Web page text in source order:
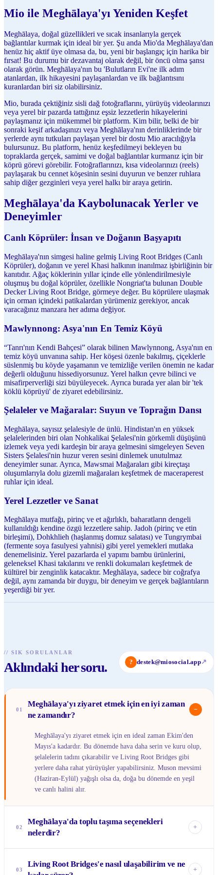
Mio ile Meghālaya'yı Yeniden Keşfet
Meghālaya, doğal güzellikleri ve sıcak insanlarıyla gerçek
bağlantılar kurmak için ideal bir yer. Şu anda Mio'da Meghālaya'dan
henüz hiç aktif üye olmasa da, bu, yeni bir başlangıç için harika bir
fırsat! Bu durumu bir dezavantaj olarak değil, bir öncü olma şansı
olarak görün. Meghālaya'nın bu 'Bulutların Evi'ne ilk adım
atanlardan, ilk hikayesini paylaşanlardan ve ilk bağlantısını
kuranlardan biri siz olabilirsiniz.
Mio, burada çektiğiniz sisli dağ fotoğraflarını, yürüyüş videolarınızı
veya yerel bir pazarda tattığınız eşsiz lezzetlerin hikayelerini
paylaşmanız için mükemmel bir platform. Kim bilir, belki de bir
sonraki keşif arkadaşınızı veya Meghālaya'nın derinliklerinde bir
yerlerde aynı tutkuları paylaşan yerel bir dostu Mio aracılığıyla
bulursunuz. Bu platform, henüz keşfedilmeyi bekleyen bu
topraklarda gerçek, samimi ve doğal bağlantılar kurmanız için bir
köprü görevi görebilir. Fotoğraflarınızı, kısa videolarınızı (reels)
paylaşarak bu cennet köşesinin sesini duyurun ve benzer ruhlara
sahip diğer gezginleri veya yerel halkı bir araya getirin.
Meghālaya'da Kaybolunacak Yerler ve
Deneyimler
Canlı Köprüler: İnsan ve Doğanın Başyapıtı
Meghālaya'nın simgesi haline gelmiş Living Root Bridges (Canlı
Köprüler), doğanın ve yerel Khasi halkının inanılmaz işbirliğinin bir
kanıtıdır. Ağaç köklerinin yıllar içinde elle yönlendirilmesiyle
oluşmuş bu doğal köprüler, özellikle Nongriat'ta bulunan Double
Decker Living Root Bridge, görmeye değer. Bu köprülere ulaşmak
için orman içindeki patikalardan yürümeniz gerekiyor, ancak
varacağınız manzara her adıma değiyor.
Mawlynnong: Asya'nın En Temiz Köyü
“Tanrı'nın Kendi Bahçesi” olarak bilinen Mawlynnong, Asya'nın en
temiz köyü unvanına sahip. Her köşesi özenle bakılmış, çiçeklerle
süslenmiş bu köyde yaşamanın ve temizliğe verilen önemin ne kadar
değerli olduğunu hissediyorsunuz. Yerel halkın çevre bilinci ve
misafirperverliği sizi büyüleyecek. Ayrıca burada yer alan bir 'tek
köklü köprüyü' de ziyaret edebilirsiniz.
Şelaleler ve Mağaralar: Suyun ve Toprağın Dansı
Meghālaya, sayısız şelalesiyle de ünlü. Hindistan'ın en yüksek
şelalelerinden biri olan Nohkalikai Şelalesi'nin görkemli düşüşünü
izlemek veya yedi kardeşin bir araya gelmesini simgeleyen Seven
Sisters Şelalesi'nin huzur veren sesini dinlemek unutulmaz
deneyimler sunar. Ayrıca, Mawsmai Mağaraları gibi kireçtaşı
oluşumlarıyla dolu gizemli mağaraları keşfetmek de maceraperest
ruhlar için ideal.
Yerel Lezzetler ve Sanat
Meghālaya mutfağı, pirinç ve et ağırlıklı, baharatların dengeli
kullanıldığı kendine özgü lezzetlere sahip. Jadoh (pirinç ve etin
birleşimi), Dohkhlieh (haşlanmış domuz salatası) ve Tungrymbai
(fermente soya fasulyesi yahnisi) gibi yerel yemekleri mutlaka
denemelisiniz. Yerel pazarlarda el yapımı bambu ürünlerini,
geleneksel Khasi takılarını ve renkli dokumaları keşfetmek de
kültürel bir zenginlik katacaktır. Meghālaya, sadece bir coğrafya
değil, aynı zamanda bir duygu, bir deneyim ve gerçek bağlantıların
yeşerdiği bir yer.
// SIK SORULANLAR
Aklındaki her soru. ? destek@miosocial.app↗
01
Meghālaya'yı ziyaret etmek için en iyi zaman
ne zamandır?
−
Meghālaya'yı ziyaret etmek için en ideal zaman Ekim'den
Mayıs'a kadardır. Bu dönemde hava daha serin ve kuru olup,
şelalelerin tadını çıkarabilir ve Living Root Bridges gibi
yerlere daha rahat yürüyüşler yapabilirsiniz. Muson mevsimi
(Haziran-Eylül) yağışlı olsa da, doğa bu dönemde en yeşil
ve canlı halini alır.
02
Meghālaya'da toplu taşıma seçenekleri
nelerdir?
+
paylaşımlı taksiler yaygın olarak kullanılır. Özellikle
03
Living Root Bridges'e nasıl ulaşabilirim ve ne
+